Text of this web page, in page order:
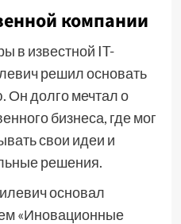
компании
в известной IT-
решил основать
Он долго мечтал о
бизнеса, где мог
свои идеи и
решения.
основал
«Иновационные